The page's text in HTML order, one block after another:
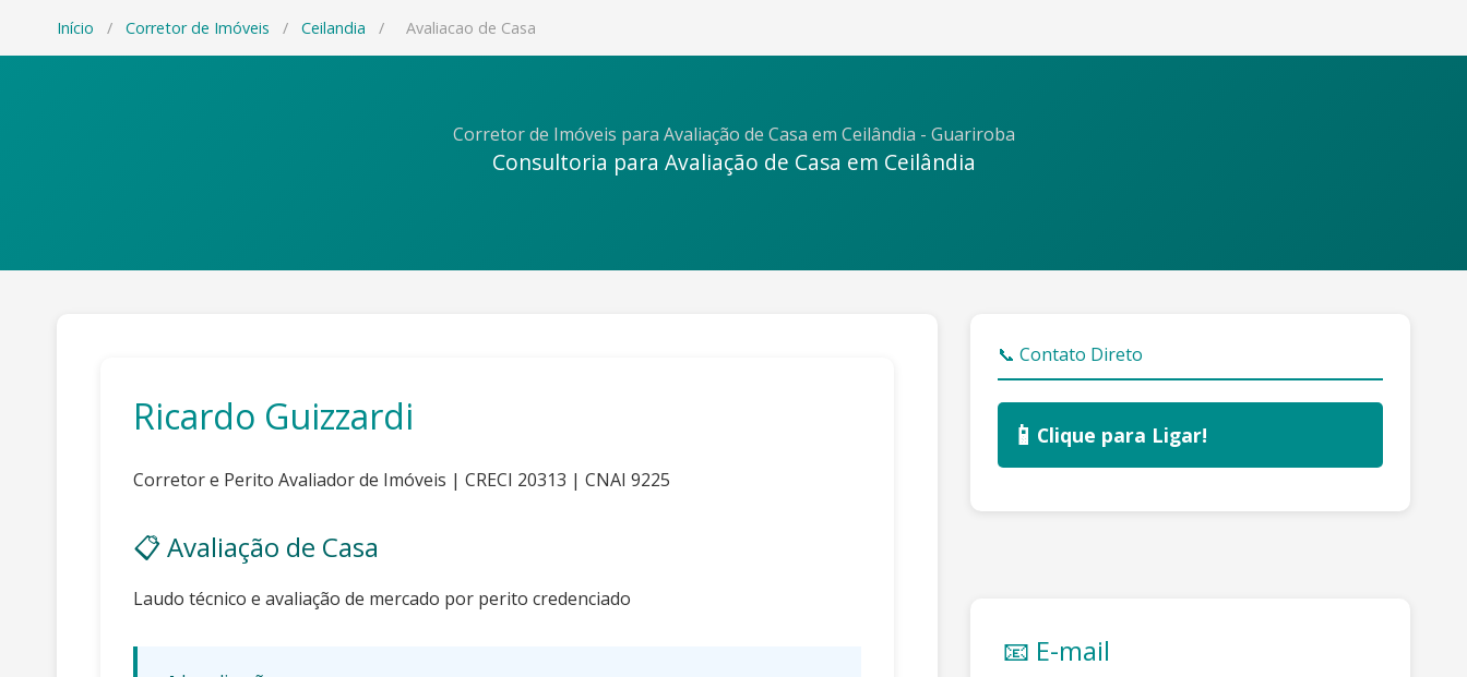
Início / Corretor de Imóveis / Ceilandia / Avaliacao de Casa
Corretor de Imóveis para Avaliação de Casa em Ceilândia - Guariroba
Consultoria para Avaliação de Casa em Ceilândia
Ricardo Guizzardi
Corretor e Perito Avaliador de Imóveis | CRECI 20313 | CNAI 9225
📋 Avaliação de Casa
Laudo técnico e avaliação de mercado por perito credenciado
📞 Contato Direto
📱 Clique para Ligar!
📧 E-mail